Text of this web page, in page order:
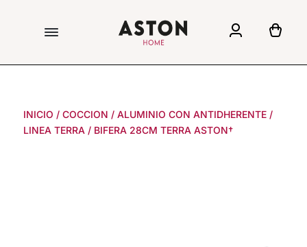
INICIO / COCCION / ALUMINIO CON ANTIDHERENTE/
LINEA TERRA / BIFERA 28CM TERRA ASTON†